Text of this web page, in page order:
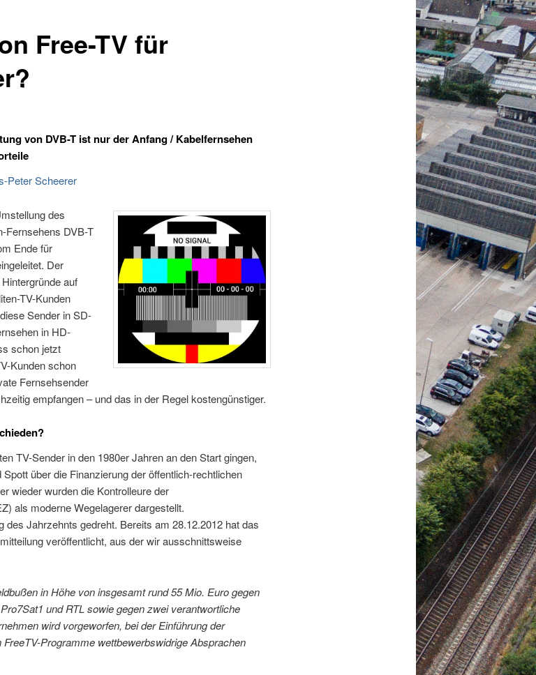
Free-TV für
von DVB-T ist nur der Anfang / Kabelfernsehen
Peter Scheerer
des
Fernsehens DVB-T
Ende für
Der
auf
TV-Kunden
Sender in SD-
in HD-
schon jetzt
Kunden schon
Fernsehsender
empfangen – und das in der Regel kostengünstiger.
TV-Sender in den 1980er Jahren an den Start gingen,
über die Finanzierung der öffentlich-rechtlichen
wieder wurden die Kontrolleure der
als moderne Wegelagerer dargestellt.
des Jahrzehnts gedreht. Bereits am 28.12.2012 hat das
veröffentlicht, aus der wir ausschnittsweise
in Höhe von insgesamt rund 55 Mio. Euro gegen
und RTL sowie gegen zwei verantwortliche
wird vorgeworfen, bei der Einführung der
FreeTV-Programme wettbewerbswidrige Absprachen